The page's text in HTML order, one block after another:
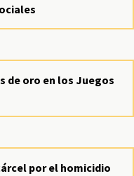
de oro en los Juegos
por el homicidio